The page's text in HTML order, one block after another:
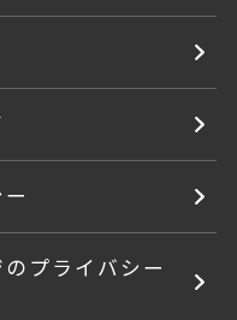
プライバシー